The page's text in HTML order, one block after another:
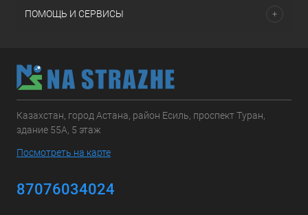
ПОМОЩЬ И СЕРВИСЫ
Казахстан, город Астана, район Есиль, проспект Туран,
здание 55А, 5 этаж
Посмотреть на карте
87076034024